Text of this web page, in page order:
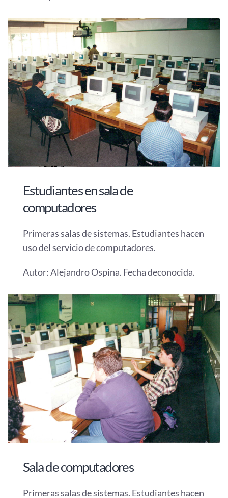
Estudiantes en sala de
computadores
Primeras salas de sistemas. Estudiantes hacen
uso del servicio de computadores.
Autor: Alejandro Ospina. Fecha deconocida.
Sala de computadores
Primeras salas de sistemas. Estudiantes hacen